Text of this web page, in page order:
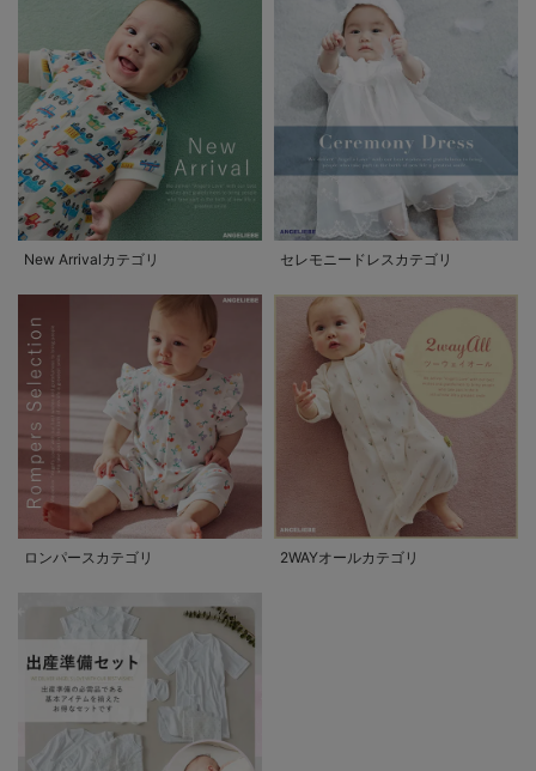
New Arrivalカテゴリ セレモニードレスカテゴリ
ロンパースカテゴリ 2WAYオールカテゴリ